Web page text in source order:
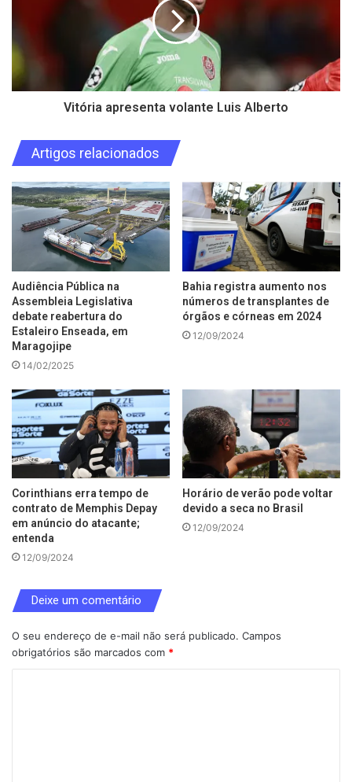
Vitória apresenta volante Luis Alberto
Artigos relacionados
Audiência Pública na
Assembleia Legislativa
debate reabertura do
Estaleiro Enseada, em
Maragojipe
14/02/2025
Bahia registra aumento nos
números de transplantes de
órgãos e córneas em 2024
12/09/2024
Corinthians erra tempo de
contrato de Memphis Depay
em anúncio do atacante;
entenda
12/09/2024
Horário de verão pode voltar
devido a seca no Brasil
12/09/2024
Deixe um comentário
O seu endereço de e-mail não será publicado. Campos
obrigatórios são marcados com *